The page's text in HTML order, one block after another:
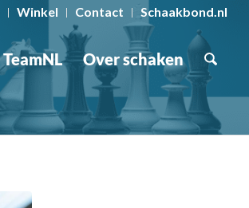
Winkel Contact Schaakbond.nl
TeamNL Over schaken